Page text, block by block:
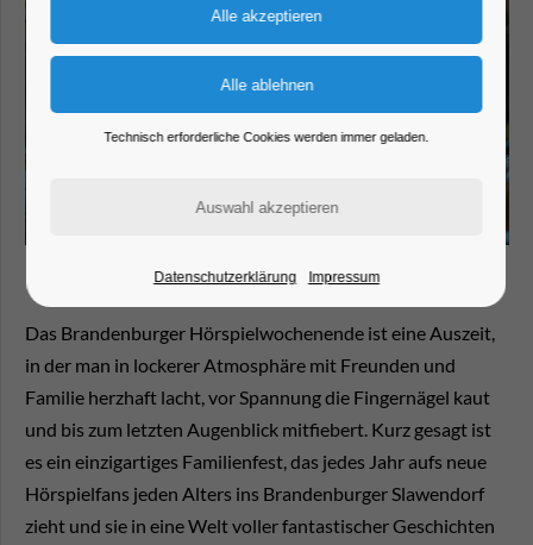
Das Brandenburger Hörspielwochenende ist eine Auszeit,
in der man in lockerer Atmosphäre mit Freunden und
Familie herzhaft lacht, vor Spannung die Fingernägel kaut
und bis zum letzten Augenblick mitfiebert. Kurz gesagt ist
es ein einzigartiges Familienfest, das jedes Jahr aufs neue
Hörspielfans jeden Alters ins Brandenburger Slawendorf
zieht und sie in eine Welt voller fantastischer Geschichten
Technisch erforderliche Cookies werden immer geladen.
Datenschutzerklärung Impressum